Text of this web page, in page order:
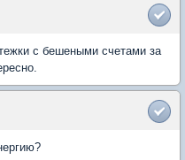
с бешеными счетами за